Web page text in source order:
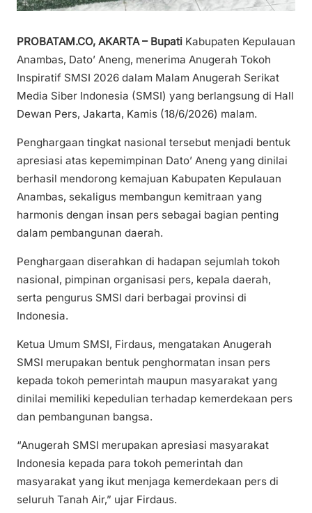
PROBATAM.CO, AKARTA – Bupati Kabupaten Kepulauan
Anambas, Dato’ Aneng, menerima Anugerah Tokoh
Inspiratif SMSI 2026 dalam Malam Anugerah Serikat
Media Siber Indonesia (SMSI) yang berlangsung di Hall
Dewan Pers, Jakarta, Kamis (18/6/2026) malam.
Penghargaan tingkat nasional tersebut menjadi bentuk
apresiasi atas kepemimpinan Dato’ Aneng yang dinilai
berhasil mendorong kemajuan Kabupaten Kepulauan
Anambas, sekaligus membangun kemitraan yang
harmonis dengan insan pers sebagai bagian penting
dalam pembangunan daerah.
Penghargaan diserahkan di hadapan sejumlah tokoh
nasional, pimpinan organisasi pers, kepala daerah,
serta pengurus SMSI dari berbagai provinsi di
Indonesia.
Ketua Umum SMSI, Firdaus, mengatakan Anugerah
SMSI merupakan bentuk penghormatan insan pers
kepada tokoh pemerintah maupun masyarakat yang
dinilai memiliki kepedulian terhadap kemerdekaan pers
dan pembangunan bangsa.
“Anugerah SMSI merupakan apresiasi masyarakat
Indonesia kepada para tokoh pemerintah dan
masyarakat yang ikut menjaga kemerdekaan pers di
seluruh Tanah Air,” ujar Firdaus.